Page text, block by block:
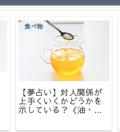
食べ物
【夢占い】対人関係が
上手くいくかどうかを
示している？《油・オ